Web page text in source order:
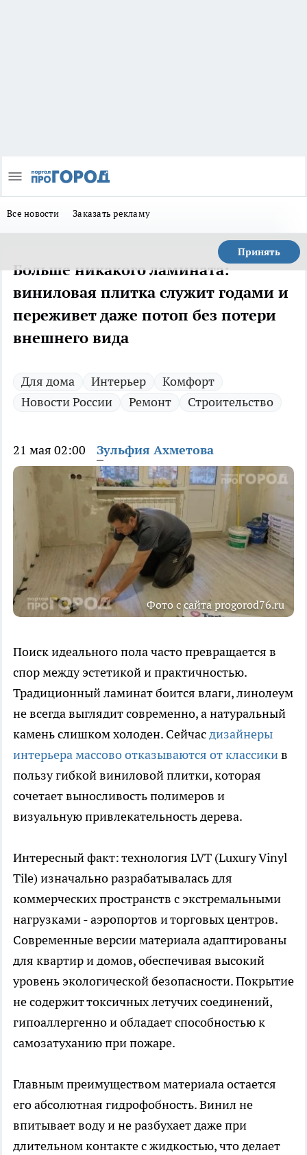
Все новости Заказать рекламу
Принять
Больше никакого ламината:
виниловая плитка служит годами и
переживет даже потоп без потери
внешнего вида
Для дома Интерьер
Комфорт
Новости России
Ремонт Строительство
21 мая 02:00 Зульфия Ахметова
Фото с сайта progorod76.ru
Поиск идеального пола часто превращается в
спор между эстетикой и практичностью.
Традиционный ламинат боится влаги, линолеум
не всегда выглядит современно, а натуральный
камень слишком холоден. Сейчасдизайнеры
интерьера массово отказываются от классикив
пользу гибкой виниловой плитки, которая
сочетает выносливость полимеров и
визуальную привлекательность дерева.
Интересный факт: технология LVT (Luxury Vinyl
Tile) изначально разрабатывалась для
коммерческих пространств с экстремальными
нагрузками - аэропортов и торговых центров.
Современные версии материала адаптированы
для квартир и домов, обеспечивая высокий
уровень экологической безопасности. Покрытие
не содержит токсичных летучих соединений,
гипоаллергенно и обладает способностью к
самозатуханию при пожаре.
Главным преимуществом материала остается
его абсолютная гидрофобность. Винил не
впитывает воду и не разбухает даже при
длительном контакте с жидкостью, что делает